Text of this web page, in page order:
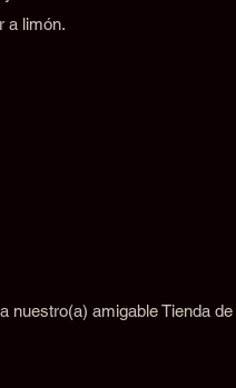
nuestro(a) amigable Tienda
a limón.